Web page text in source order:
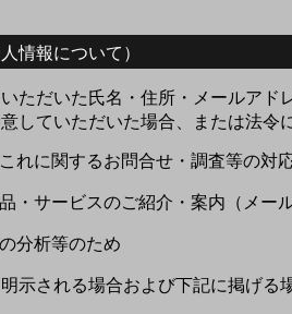
情報について）
ただいた氏名・住所・メールア
していただいた場合、または法令
れに関するお問合せ・調査等の対
・サービスのご紹介・案内（メ
分析等のため
示される場合および下記に掲げる